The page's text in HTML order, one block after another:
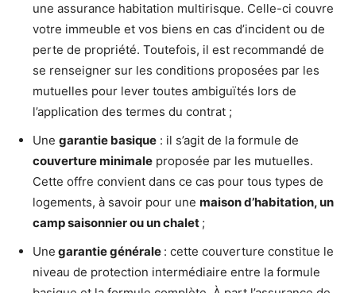
une assurance habitation multirisque. Celle-ci couvre
votre immeuble et vos biens en cas d’incident ou de
perte de propriété. Toutefois, il est recommandé de
se renseigner sur les conditions proposées par les
mutuelles pour lever toutes ambiguïtés lors de
l’application des termes du contrat ;
Une garantie basique : il s’agit de la formule de
couverture minimale proposée par les mutuelles.
Cette offre convient dans ce cas pour tous types de
logements, à savoir pour une maison d’habitation, un
camp saisonnier ou un chalet ;
Une garantie générale : cette couverture constitue le
niveau de protection intermédiaire entre la formule